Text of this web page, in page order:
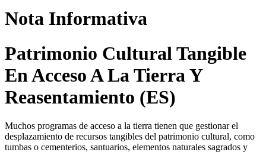
Nota Informativa
Patrimonio Cultural Tangible
En Acceso A La Tierra Y
Reasentamiento (ES)
Muchos programas de acceso a la tierra tienen que gestionar el
desplazamiento de recursos tangibles del patrimonio cultural, como
tumbas o cementerios, santuarios, elementos naturales sagrados y